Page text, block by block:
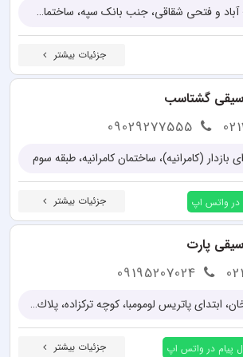
تهران، تقاطع یوسف آباد و فتحی شقاقی، جنب بانک سپه، ساختمان شماره ۴
جزئیات بیشتر
گشتاسب
09029277555
بازدار (کامرانیه)، ساختمان کامرانیه، طبقه سوم
در واتس اپ جزئیات بیشتر
پارت
09195207024
تهران، خیابان ستارخان، ابتدای پاتریس لومومبا، کوچه تركزاده، پلاك 4
پیام در واتس اپ جزئیات بیشتر